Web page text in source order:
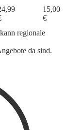
15,00
€
regionale
da sind.